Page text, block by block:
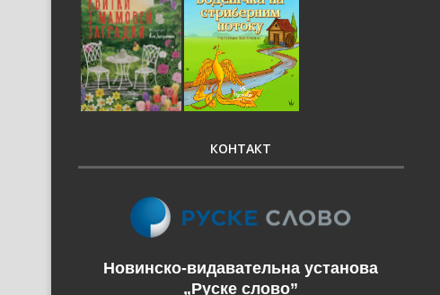
КОНТАКТ
Новинско-видавательна установа
„Руске слово”